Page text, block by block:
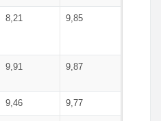
8,21 9,85
9,91 9,87
9,46 9,77